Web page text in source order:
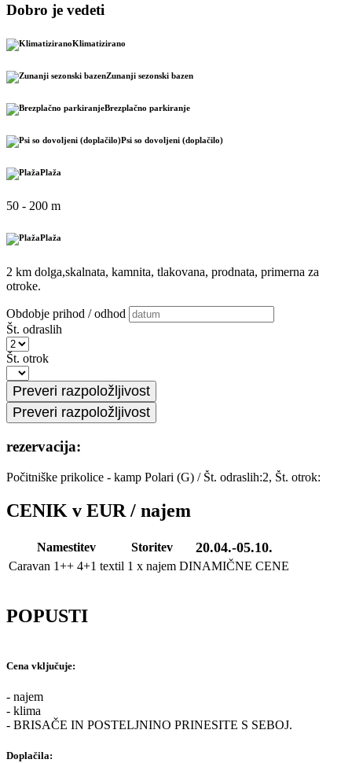
Dobro je vedeti
Klimatizirano
Zunanji sezonski bazen
Brezplačno parkiranje
Psi so dovoljeni (doplačilo)
Plaža
50 - 200 m
Plaža
2 km dolga,skalnata, kamnita, tlakovana, prodnata, primerna za
otroke.
Obdobje prihod / odhod
Št. odraslih
Št. otrok
rezervacija:
Počitniške prikolice - kamp Polari (G) / Št. odraslih:2, Št. otrok:
CENIK v EUR / najem
Namestitev Storitev 20.04.-05.10.
Caravan 1++ 4+1 textil 1 x najem DINAMIČNE CENE
POPUSTI
Cena vključuje:
- najem
- klima
- BRISAČE IN POSTELJNINO PRINESITE S SEBOJ.
Doplačila: